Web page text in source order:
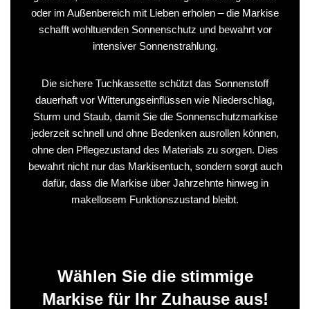
oder im Außenbereich mit Lieben erholen – die Markise
schafft wohltuenden Sonnenschutz und bewahrt vor
intensiver Sonnenstrahlung.
Die sichere Tuchkassette schützt das Sonnenstoff
dauerhaft vor Witterungseinflüssen wie Niederschlag,
Sturm und Staub, damit Sie die Sonnenschutzmarkise
jederzeit schnell und ohne Bedenken ausrollen können,
ohne den Pflegezustand des Materials zu sorgen. Dies
bewahrt nicht nur das Markisentuch, sondern sorgt auch
dafür, dass die Markise über Jahrzehnte hinweg in
makellosem Funktionszustand bleibt.
Wählen Sie die stimmige
Markise für Ihr Zuhause aus!